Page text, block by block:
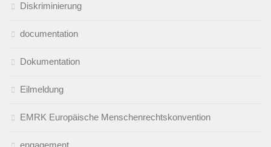
Diskriminierung
documentation
Dokumentation
Eilmeldung
EMRK Europäische Menschenrechtskonvention
engagement